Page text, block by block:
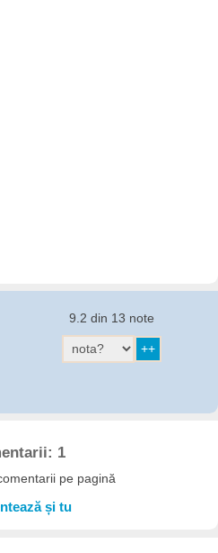
9.2 din 13 note
1
pe pagină
și tu